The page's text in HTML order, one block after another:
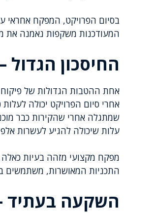
בסיום הפרויקט, המפקח אחראי
המעודכנות משקפות נאמנה את
החיסכון הגדול
אחת ההטבות הגדולות של
שמתגלה אחרי שהקירות כבר
עלות שיכולה להגיע לעשרות
מפקח מקצועי מזהה בעיות כאלה
התכניות המאושרות, משתמשים
השקעה בעתיד –